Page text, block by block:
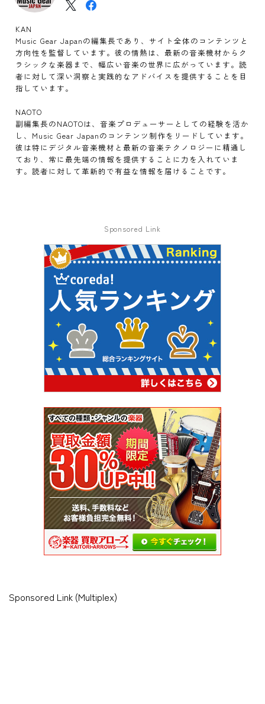
KAN
Music Gear Japanの編集長であり、サイト全体のコンテンツと
方向性を監督しています。彼の情熱は、最新の音楽機材からク
ラシックな楽器まで、幅広い音楽の世界に広がっています。読
者に対して深い洞察と実践的なアドバイスを提供することを目
指しています。
NAOTO
副編集長のNAOTOは、音楽プロデューサーとしての経験を活か
し、Music Gear Japanのコンテンツ制作をリードしています。
彼は特にデジタル音楽機材と最新の音楽テクノロジーに精通し
ており、常に最先端の情報を提供することに力を入れていま
す。読者に対して革新的で有益な情報を届けることです。
Sponsored Link
Sponsored Link (Multiplex)